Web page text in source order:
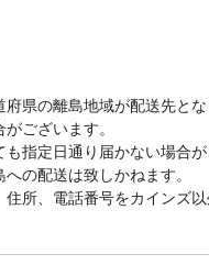
県の離島地域が配送先と
ございます。
指定日通り届かない場合
の配送は致しかねます。
住所、電話番号をカインズ